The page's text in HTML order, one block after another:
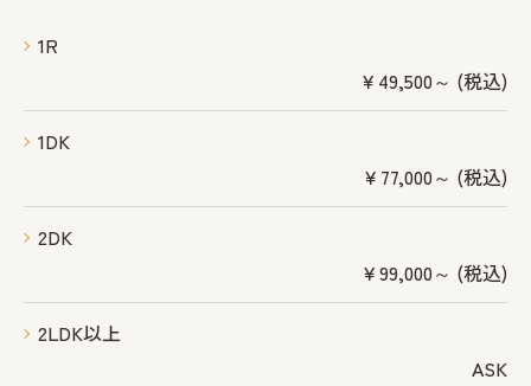
1R
￥49,500～ (税込)
1DK
￥77,000～ (税込)
2DK
￥99,000～ (税込)
2LDK以上
ASK